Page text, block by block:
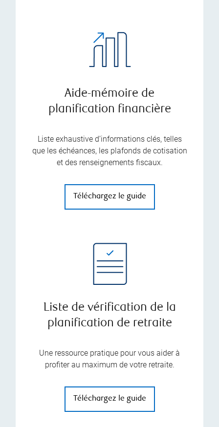
Aide-mémoire de
planification financière
Liste exhaustive d’informations clés, telles
que les échéances, les plafonds de cotisation
et des renseignements fiscaux.
Téléchargez le guide
Liste de vérification de la
planification de retraite
Une ressource pratique pour vous aider à
profiter au maximum de votre retraite.
Téléchargez le guide